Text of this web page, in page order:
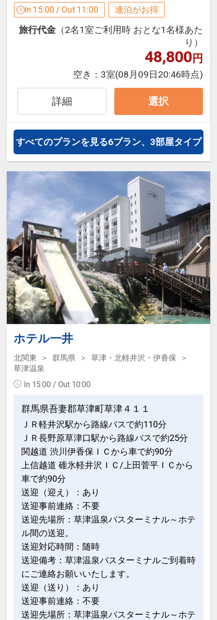
設定期間：2026年4月1日～2027年3月
31日
インターネットコース番号：DP-1-
１泊目より１泊につきおひとり様
※割引適用後のご旅行代金は、カレンダ
ーからお進みいただいた後表示される
「空室照会結果確認画面」でご確認くだ
さい
※宿泊期間中すべての日において人数・
氏名・客室タイプ・食事条件・プラン同
す。
下記期間は割引除外となります。
【5月】2～5
【7月】18・19
【8月】8～15
【9月】19～22
【10月】10・11
【12月】26～31
【1月】1・2・9・10
【2月】13・20
【3月】20・21
金適用でお得！
おとな１名＋こども１名の２名１室利用
でご参加でも、本プランではお子様はこ
ども代金が適用となります。
ここがポイント！
●万座プリンスホテルと万座高原ホテル
の相互で「湯めぐり」をお楽しみいただ
けます。
※万座高原ホテルの休館日は、万座高原
ホテルのお風呂はご利用いただけませ
ん。
設定期間：2026年4月1日～2027年3月
31日
インターネットコース番号：DP-1-
17314366
In 15:00 / Out 11:00 連泊がお得
旅行代金 （2名1室ご利用時 おとな1名様あた
り）
48,800円
空き： 3室(08月09日20:46時点)
詳細 選択
すべてのプランを見る6プラン、3部屋タイプ
ホテル一井
北関東 群馬県
草津・北軽井沢・伊香保
草津温泉
In 15:00 / Out 10:00
群馬県吾妻郡草津町草津４１１
ＪＲ軽井沢駅から路線バスで約110分
ＪＲ長野原草津口駅から路線バスで約25分
関越道 渋川伊香保ＩＣから車で約90分
上信越道 碓氷軽井沢ＩＣ/上田菅平ＩＣから
車で約90分
送迎（迎え）：あり
送迎事前連絡：不要
送迎先場所：草津温泉バスターミナル～ホテ
ル間の送迎。
送迎対応時間：随時
送迎備考：草津温泉バスターミナルご到着時
にご連絡お願いいたします。
送迎（送り）：あり
送迎事前連絡：不要
送迎先場所：草津温泉バスターミナル～ホテ